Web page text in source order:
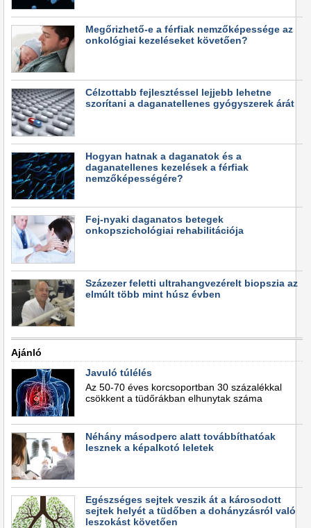
Megőrizhető-e a férfiak nemzőképessége az
onkológiai kezeléseket követően?
Célzottabb fejlesztéssel lejjebb lehetne
szorítani a daganatellenes gyógyszerek árát
Hogyan hatnak a daganatok és a
daganatellenes kezelések a férfiak
nemzőképességére?
Fej-nyaki daganatos betegek
onkopszichológiai rehabilitációja
Százezer feletti ultrahangvezérelt biopszia az
elmúlt több mint húsz évben
Ajánló
Javuló túlélés
Az 50-70 éves korcsoportban 30 százalékkal
csökkent a tüdőrákban elhunytak száma
Néhány másodperc alatt továbbíthatóak
lesznek a képalkotó leletek
Egészséges sejtek veszik át a károsodott
sejtek helyét a tüdőben a dohányzásról való
leszokást követően